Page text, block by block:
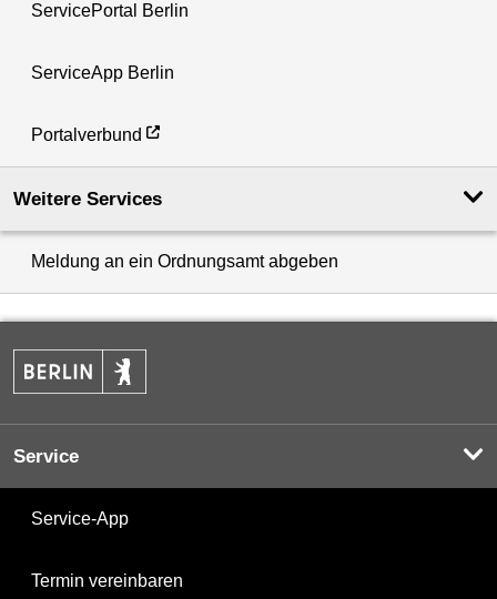
ServicePortal Berlin
ServiceApp Berlin
Portalverbund
Weitere Services
Meldung an ein Ordnungsamt abgeben
Service
Service-App
Termin vereinbaren